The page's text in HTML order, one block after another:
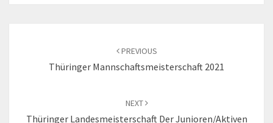
PREVIOUS
Thüringer Mannschaftsmeisterschaft 2021
NEXT
Thüringer Landesmeisterschaft Der Junioren/Aktiven